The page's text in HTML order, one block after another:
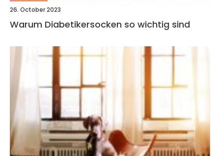
26. October 2023
Warum Diabetikersocken so wichtig sind